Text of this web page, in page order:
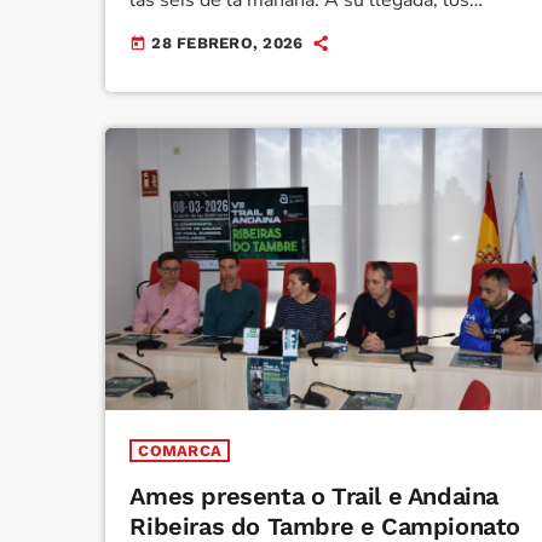
agentes encontraron a un grupo numeroso de
personas enfrentadas y procedieron a
identificar a varios implicados para controlar
hombre de origen colombiano sufrió diversas
lesiones siendo […]
today 28 FEBRERO, 2026
COMARCA
Ames presenta o Trail e Andaina
Ribeiras do Tambre e Campionato